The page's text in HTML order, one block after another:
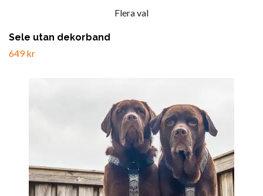
Flera val
Sele utan dekorband
649 kr